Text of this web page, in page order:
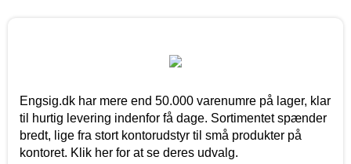
Engsig.dk har mere end 50.000 varenumre på lager, klar
til hurtig levering indenfor få dage. Sortimentet spænder
bredt, lige fra stort kontorudstyr til små produkter på
kontoret. Klik her for at se deres udvalg.